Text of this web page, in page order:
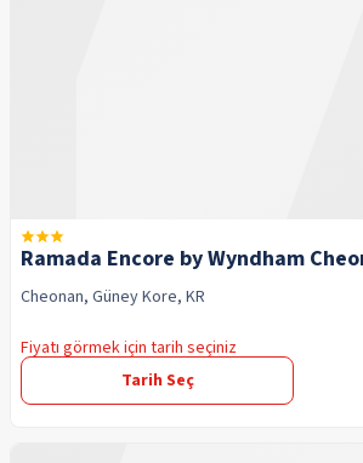
Ramada Encore by Wyndham
Cheonan, Güney Kore, KR
Fiyatı görmek için tarih seçiniz
Tarih Seç